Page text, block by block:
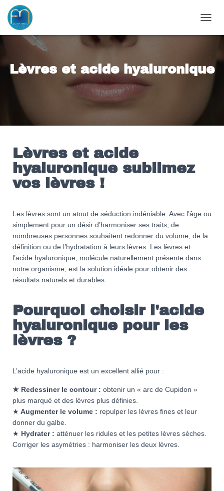
Lèvres et acide hyaluronique
Lèvres et acide
hyaluronique sublimez
vos lèvres !
Les lèvres sont un atout de séduction indéniable. Avec l’âge ou
simplement pour un désir d’harmoniser ses traits, de
nombreuses personnes souhaitent redonner du volume, de la
définition ou de l’hydratation à leurs lèvres. Les lèvres et
l’acide hyaluronique, molécule naturellement présente dans
notre organisme, est la solution idéale pour obtenir des
résultats naturels et durables.
Pourquoi choisir l'acide
hyaluronique pour les
lèvres ?
L’acide hyaluronique est un excellent allié pour :
★ Redessiner le contour : obtenir un « arc de Cupidon »
plus marqué et des lèvres plus définies.
★ Augmenter le volume : repulper les lèvres fines et leur
donner du galbe.
★ Hydrater : atténuer les ridules et les petites lèvres sèches.
Corriger les asymétries : harmoniser les deux lèvres.